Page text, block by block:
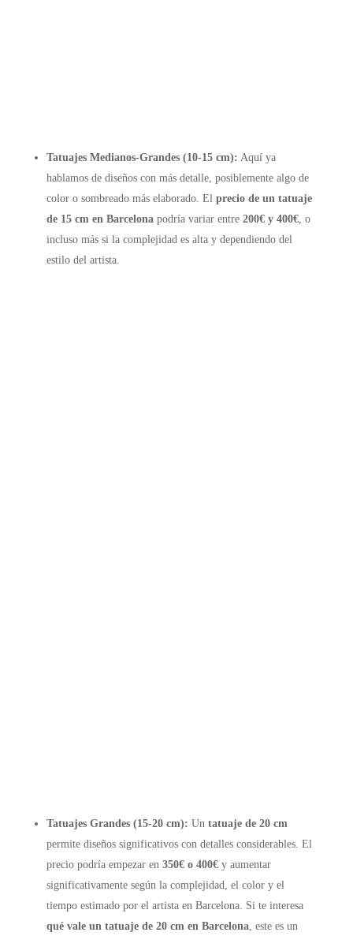
Tatuajes Medianos-Grandes (10-15 cm): Aquí ya
hablamos de diseños con más detalle, posiblemente algo de
color o sombreado más elaborado. El precio de un tatuaje
de 15 cm en Barcelona podría variar entre 200€ y 400€, o
incluso más si la complejidad es alta y dependiendo del
estilo del artista.
Tatuajes Grandes (15-20 cm): Un tatuaje de 20 cm
permite diseños significativos con detalles considerables. El
precio podría empezar en 350€ o 400€y aumentar
significativamente según la complejidad, el color y el
tiempo estimado por el artista en Barcelona. Si te interesa
qué vale un tatuaje de 20 cm en Barcelona , este es un